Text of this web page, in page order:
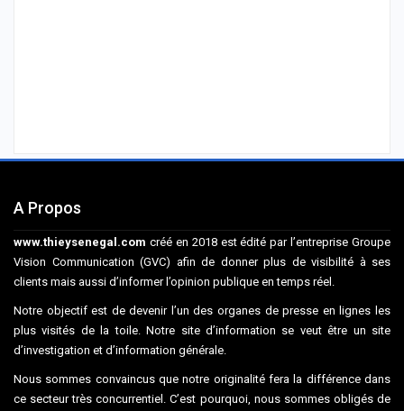
A Propos
www.thieysenegal.com créé en 2018 est édité par l’entreprise Groupe
Vision Communication (GVC) afin de donner plus de visibilité à ses
clients mais aussi d’informer l’opinion publique en temps réel.
Notre objectif est de devenir l’un des organes de presse en lignes les
plus visités de la toile. Notre site d’information se veut être un site
d’investigation et d’information générale.
Nous sommes convaincus que notre originalité fera la différence dans
ce secteur très concurrentiel. C’est pourquoi, nous sommes obligés de